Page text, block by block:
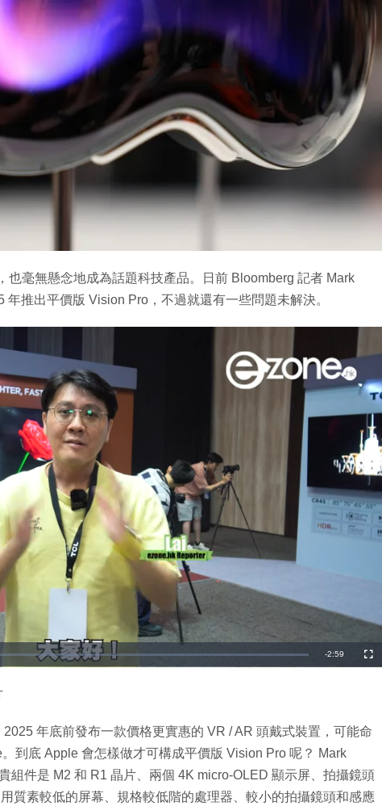
也毫無懸念地成為話題科技產品。日前 Bloomberg 記者 Mark
推出平價版 Vision Pro，不過就還有一些問題未解決。
剩
-2:59
全
螢
年底前發布一款價格更實惠的 VR / AR 頭戴式裝置，可能命
到底 Apple 會怎樣做才可構成平價版 Vision Pro 呢？ Mark
組件是 M2 和 R1 晶片、兩個 4K micro-OLED 顯示屏、拍攝鏡頭
質素較低的屏幕、規格較低階的處理器、較小的拍攝鏡頭和感應